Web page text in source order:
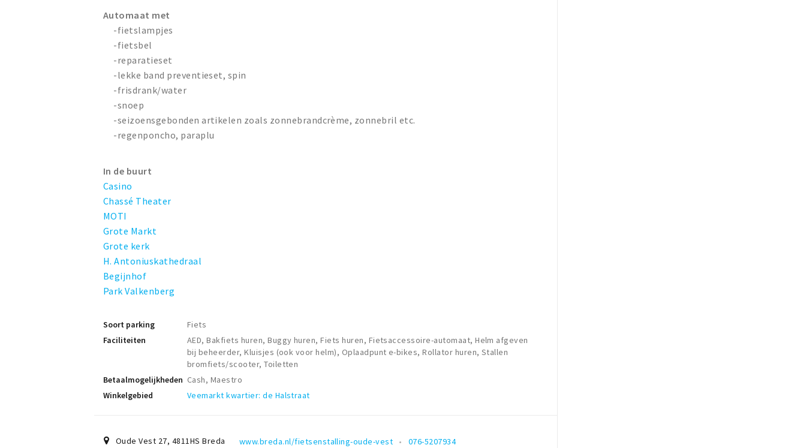
Automaat met
-fietslampjes
-fietsbel
-reparatieset
-lekke band preventieset, spin
-frisdrank/water
-snoep
-seizoensgebonden artikelen zoals zonnebrandcrème, zonnebril etc.
-regenponcho, paraplu
In de buurt
Casino
Chassé Theater
MOTI
Grote Markt
Grote kerk
H. Antoniuskathedraal
Begijnhof
Park Valkenberg
Soort parking
Fiets
Faciliteiten
AED, Bakfiets huren, Buggy huren, Fiets huren, Fietsaccessoire-automaat, Helm afgeven
bij beheerder, Kluisjes (ook voor helm), Oplaadpunt e-bikes, Rollator huren, Stallen
bromfiets/scooter, Toiletten
Betaalmogelijkheden Cash, Maestro
Winkelgebied
Veemarkt kwartier: de Halstraat
Oude Vest 27, 4811HS Breda www.breda.nl/fietsenstalling-oude-vest 076-5207934